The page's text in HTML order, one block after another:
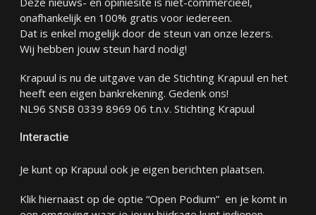
onafhankelijk en 100% gratis voor iedereen.
Dat is enkel mogelijk door de steun van onze lezers.
Wij hebben jouw steun hard nodig!
Krapuul is nu de uitgave van de Stichting Krapuul en het
heeft een eigen bankrekening. Gedenk ons!
NL96 SNSB 0339 8969 06 t.n.v. Stichting Krapuul
Interactie
Je kunt op Krapuul ook je eigen berichten plaatsen.
Klik hiernaast op de optie “Open Podium” en je komt in